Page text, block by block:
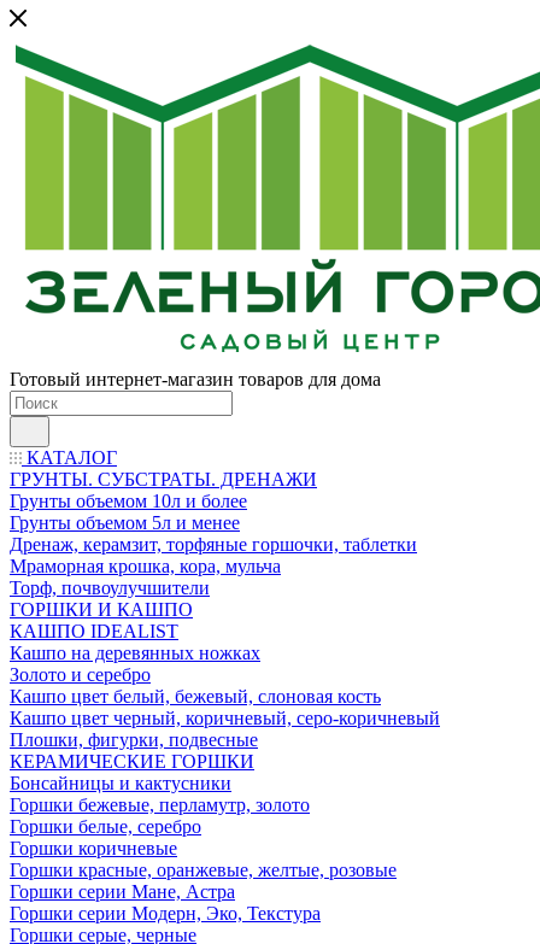
Готовый интернет-магазин товаров для дома
КАТАЛОГ
ГРУНТЫ. СУБСТРАТЫ. ДРЕНАЖИ
Грунты объемом 10л и более
Грунты объемом 5л и менее
Дренаж, керамзит, торфяные горшочки, таблетки
Мраморная крошка, кора, мульча
Торф, почвоулучшители
ГОРШКИ И КАШПО
КАШПО IDEALIST
Кашпо на деревянных ножках
Золото и серебро
Кашпо цвет белый, бежевый, слоновая кость
Кашпо цвет черный, коричневый, серо-коричневый
Плошки, фигурки, подвесные
КЕРАМИЧЕСКИЕ ГОРШКИ
Бонсайницы и кактусники
Горшки бежевые, перламутр, золото
Горшки белые, серебро
Горшки коричневые
Горшки красные, оранжевые, желтые, розовые
Горшки серии Мане, Астра
Горшки серии Модерн, Эко, Текстура
Горшки серые, черные